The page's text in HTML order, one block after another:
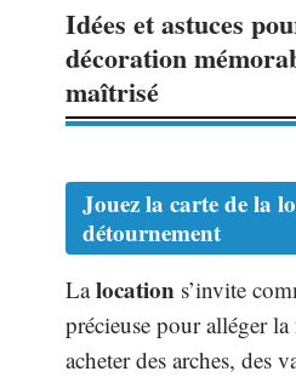
Idées et astuces
décoration
maîtrisé
Jouez la carte de la
détournement
Lalocation s’invite
précieuse pour alléger
acheter des arches, des